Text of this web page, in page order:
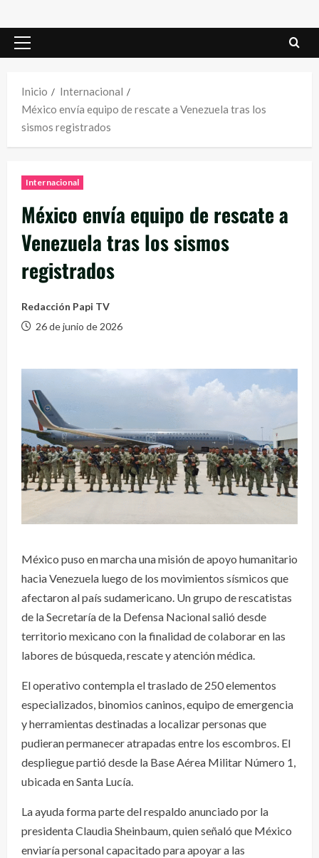
Menú
Inicio
Internacional
México envía equipo de rescate a Venezuela tras los
sismos registrados
Internacional
México envía equipo de rescate a
Venezuela tras los sismos
registrados
Redacción Papi TV
26 de junio de 2026
México puso en marcha una misión de apoyo humanitario
hacia Venezuela luego de los movimientos sísmicos que
afectaron al país sudamericano. Un grupo de rescatistas
de la Secretaría de la Defensa Nacional salió desde
territorio mexicano con la finalidad de colaborar en las
labores de búsqueda, rescate y atención médica.
El operativo contempla el traslado de 250 elementos
especializados, binomios caninos, equipo de emergencia
y herramientas destinadas a localizar personas que
pudieran permanecer atrapadas entre los escombros. El
despliegue partió desde la Base Aérea Militar Número 1,
ubicada en Santa Lucía.
La ayuda forma parte del respaldo anunciado por la
presidenta Claudia Sheinbaum, quien señaló que México
enviaría personal capacitado para apoyar a las